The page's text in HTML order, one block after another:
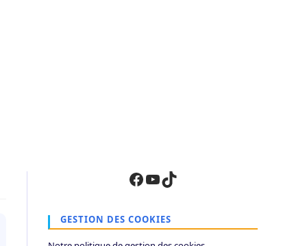
Facebook
YouTube
TikTok
GESTION DES COOKIES